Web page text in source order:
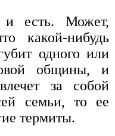
есть. Может,
какой-нибудь
одного или
общины, и
за собой
семьи, то ее
термиты.